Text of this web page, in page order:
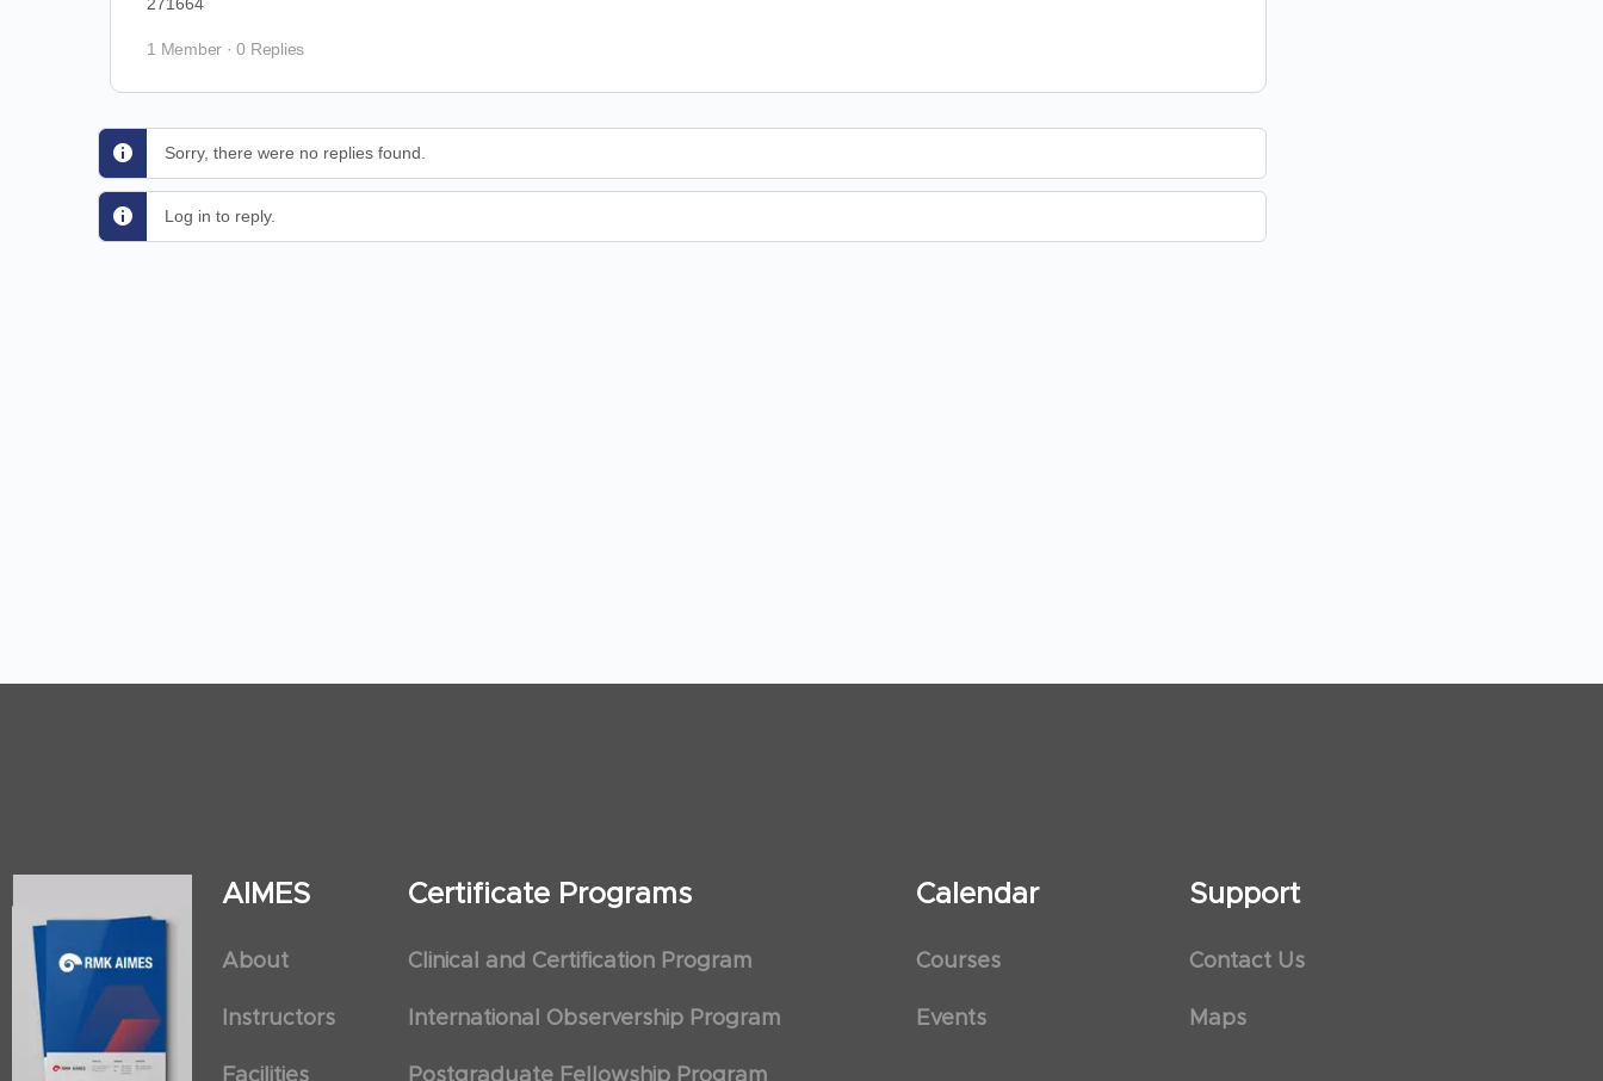
1 Member · 0 Replies
Sorry, there were no replies found.
Log in to reply.
AIMES
About
Instructors
Facilities
Certificate Programs
Clinical and Certification Program
International Observership Program
Postgraduate Fellowship Program
Calendar
Courses
Events
Support
Contact Us
Maps